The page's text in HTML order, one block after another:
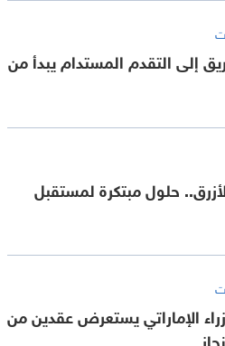
إلى التقدم المستدام يبدأ من
حلول مبتكرة لمستقبل
الإماراتي يستعرض عقدين من